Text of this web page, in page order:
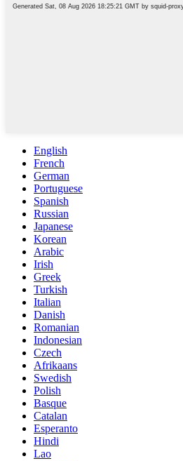
English
French
German
Portuguese
Spanish
Russian
Japanese
Korean
Arabic
Irish
Greek
Turkish
Italian
Danish
Romanian
Indonesian
Czech
Afrikaans
Swedish
Polish
Basque
Catalan
Esperanto
Hindi
Lao